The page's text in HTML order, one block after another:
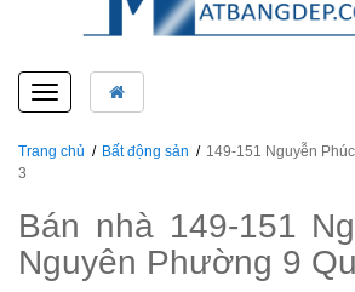
Toggle
navigation
Trang chủ Bất động sản
149-151 Nguyễn
3
Bán nhà 149-151
Nguyên Phường 9